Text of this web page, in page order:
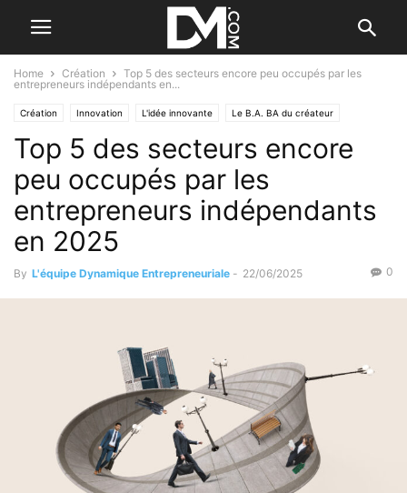
Home Création
Top 5 des secteurs encore peu occupés par les
entrepreneurs indépendants en...
Création Innovation L'idée innovante Le B.A. BA du créateur
Se former à la création Trouver votre idée
Top 5 des secteurs encore
peu occupés par les
entrepreneurs indépendants
en 2025
By L'équipe Dynamique Entrepreneuriale - 22/06/2025 0